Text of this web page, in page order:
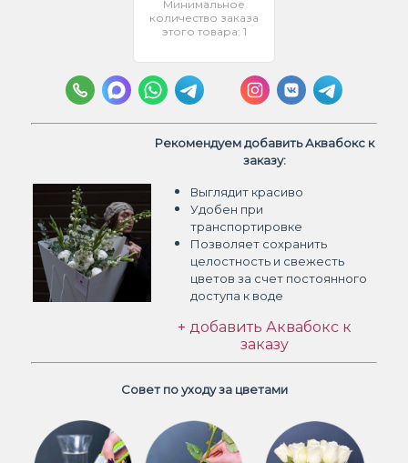
Минимальное
количество заказа
этого товара: 1
Рекомендуем добавить Аквабокс к
заказу:
Выглядит красиво
Удобен при
транспортировке
Позволяет сохранить
целостность и свежесть
цветов за счет постоянного
доступа к воде
+ добавить Аквабокс к
заказу
Совет по уходу за цветами